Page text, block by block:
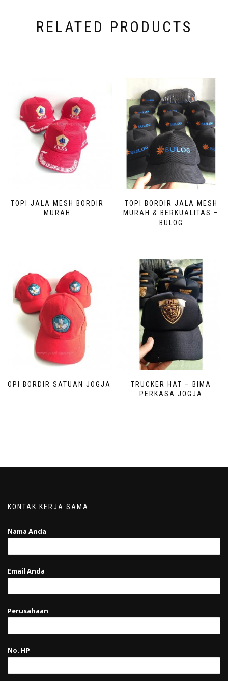
RELATED PRODUCTS
TOPI JALA MESH BORDIR
MURAH
TOPI BORDIR JALA MESH
MURAH & BERKUALITAS –
BULOG
TOPI BORDIR SATUAN JOGJA
TRUCKER HAT – BIMA
PERKASA JOGJA
KONTAK KERJA SAMA
Nama Anda
Email Anda
Perusahaan
No. HP